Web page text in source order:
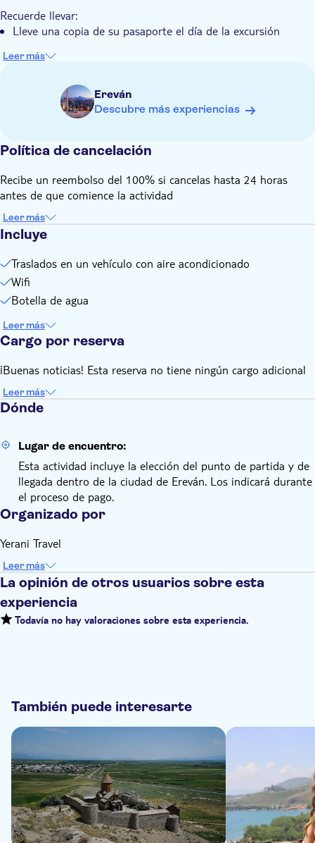
experiencia en el monasterio de Goshavank. Conocido por su
escuela medieval y sus eruditos, Goshavank completará su
Geghard, Patrimonio de la Humanidad de la UNESCO,
excavado en una roca.
Recuerde llevar:
Lleve una copia de su pasaporte el día de la excursión
Leer más
Ereván
Descubre más experiencias
Política de cancelación
Recibe un reembolso del 100% si cancelas hasta 24 horas
antes de que comience la actividad
Leer más
Incluye
Traslados en un vehículo con aire acondicionado
Wifi
Botella de agua
Leer más
Cargo por reserva
¡Buenas noticias! Esta reserva no tiene ningún cargo adicional
Leer más
Dónde
Lugar de encuentro:
Esta actividad incluye la elección del punto de partida y de
llegada dentro de la ciudad de Ereván. Los indicará durante
el proceso de pago.
Organizado por
Yerani Travel
Leer más
La opinión de otros usuarios sobre esta
experiencia
Todavía no hay valoraciones sobre esta experiencia.
También puede interesarte